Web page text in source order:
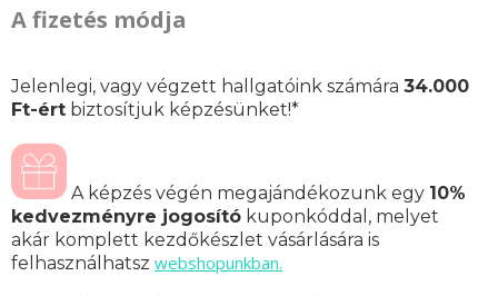
A fizetés módja
Jelenlegi, vagy végzett hallgatóink számára 34.000
Ft-ért biztosítjuk képzésünket!*
A képzés végén megajándékozunk egy 10%
kedvezményre jogosító kuponkóddal, melyet
akár komplett kezdőkészlet vásárlására is
felhasználhatsz webshopunkban.